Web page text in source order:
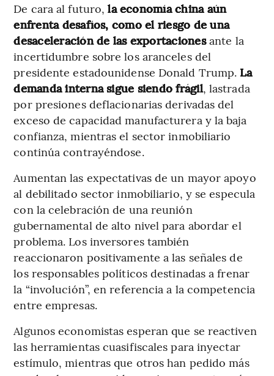
De cara al futuro,la economía china aún
enfrenta desafíos, como el riesgo de una
desaceleración de las exportacionesante la
incertidumbre sobre los aranceles del
presidente estadounidense Donald Trump. La
demanda interna sigue siendo frágil, lastrada
por presiones deflacionarias derivadas del
exceso de capacidad manufacturera y la baja
confianza, mientras el sector inmobiliario
continúa contrayéndose.
Aumentan las expectativas de un mayor apoyo
al debilitado sector inmobiliario, y se especula
con la celebración de una reunión
gubernamental de alto nivel para abordar el
problema. Los inversores también
reaccionaron positivamente a las señales de
los responsables políticos destinadas a frenar
la “involución”, en referencia a la competencia
entre empresas.
Algunos economistas esperan que se reactiven
las herramientas cuasifiscales para inyectar
estímulo, mientras que otros han pedido más